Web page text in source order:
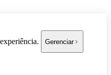
Gerenciar